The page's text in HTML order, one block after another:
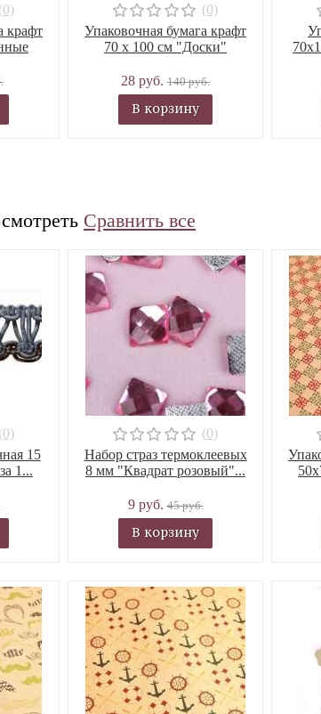
(0)
крафт
(0)
Упаковочная бумага крафт
70 х 100 см "Доски"
28 руб. 140 руб.
В корзину
Сравнить все
(0)
15
1...
(0)
Набор страз термоклеевых
8 мм "Квадрат розовый"...
9 руб.45 руб.
В корзину